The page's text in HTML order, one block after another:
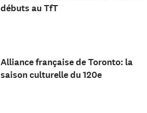
débuts au TfT
Alliance française de Toronto: la
saison culturelle du 120e